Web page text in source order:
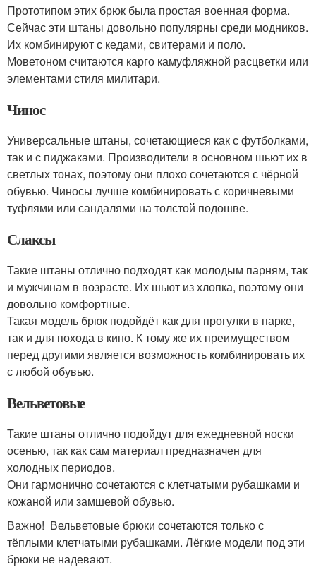
Прототипом этих брюк была простая военная форма.
Сейчас эти штаны довольно популярны среди модников.
Их комбинируют с кедами, свитерами и поло.
Моветоном считаются карго камуфляжной расцветки или
элементами стиля милитари.
Чинос
Универсальные штаны, сочетающиеся как с футболками,
так и с пиджаками. Производители в основном шьют их в
светлых тонах, поэтому они плохо сочетаются с чёрной
обувью. Чиносы лучше комбинировать с коричневыми
туфлями или сандалями на толстой подошве.
Слаксы
Такие штаны отлично подходят как молодым парням, так
и мужчинам в возрасте. Их шьют из хлопка, поэтому они
довольно комфортные.
Такая модель брюк подойдёт как для прогулки в парке,
так и для похода в кино. К тому же их преимуществом
перед другими является возможность комбинировать их
с любой обувью.
Вельветовые
Такие штаны отлично подойдут для ежедневной носки
осенью, так как сам материал предназначен для
холодных периодов.
Они гармонично сочетаются с клетчатыми рубашками и
кожаной или замшевой обувью.
Важно! Вельветовые брюки сочетаются только с
тёплыми клетчатыми рубашками. Лёгкие модели под эти
брюки не надевают.